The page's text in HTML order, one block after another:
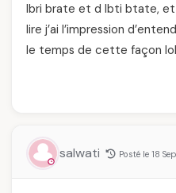
lbri brate et d lbti btate,
lire j’ai l’impression
le temps de cette façon lol
salwati Posté le 18